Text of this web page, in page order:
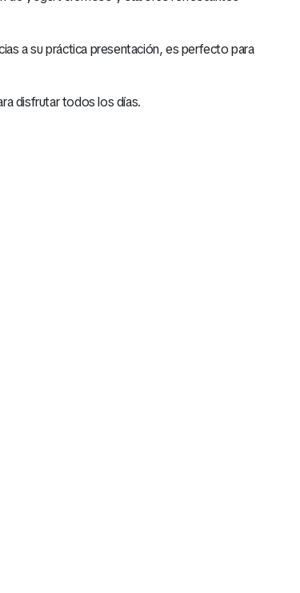
a su práctica presentación, es perfecto para
disfrutar todos los días.